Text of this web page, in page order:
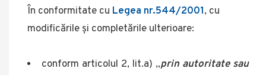
În conformitate cu Legea nr.544/2001, cu
modificările și completările ulterioare:
conform articolul 2, lit.a) „prin autoritate sau